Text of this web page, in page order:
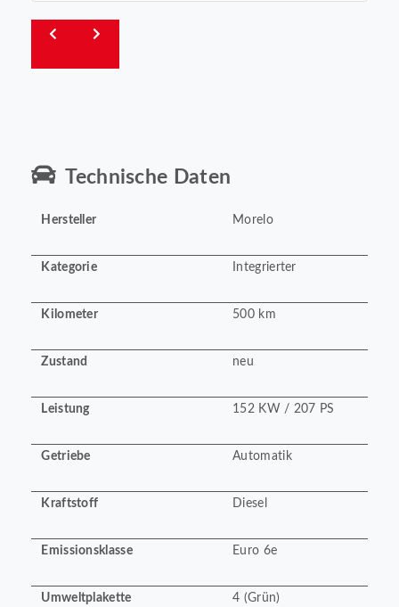
Technische Daten
Hersteller Morelo
Kategorie Integrierter
Kilometer 500 km
Zustand neu
Leistung 152 KW / 207 PS
Getriebe Automatik
Kraftstoff Diesel
Emissionsklasse Euro 6e
Umweltplakette 4 (Grün)